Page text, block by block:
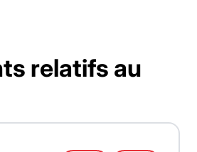
relatifs au